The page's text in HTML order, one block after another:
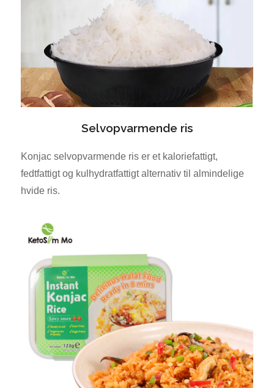
Selvopvarmende ris
Konjac selvopvarmende ris er et kaloriefattigt,
fedtfattigt og kulhydratfattigt alternativ til almindelige
hvide ris.